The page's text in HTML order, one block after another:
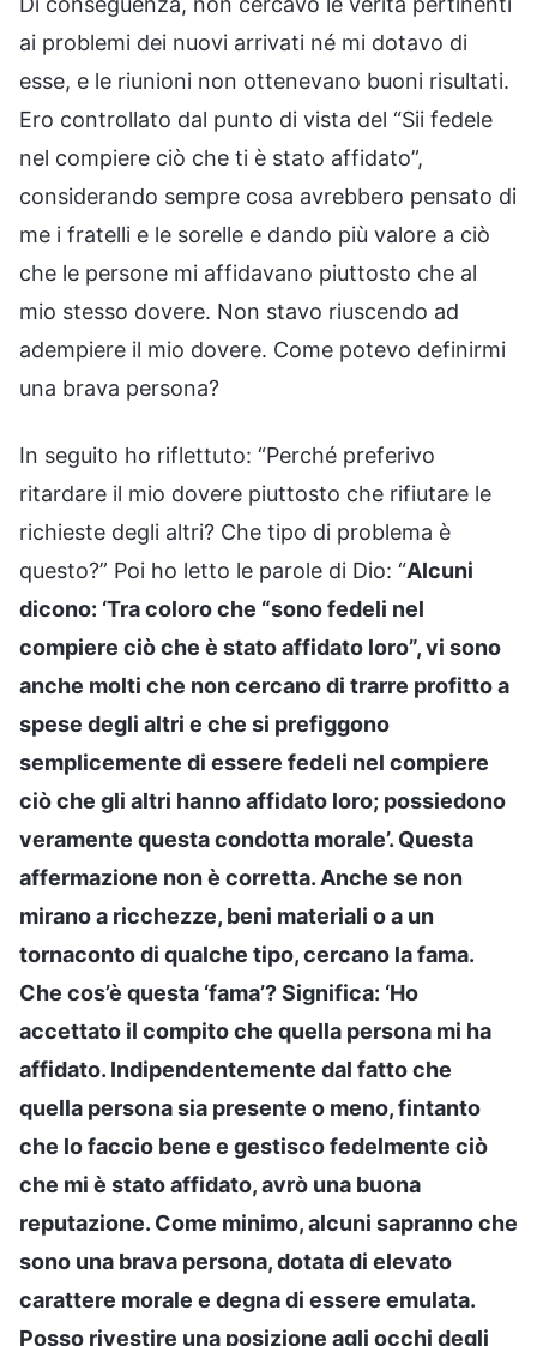
ai problemi dei nuovi arrivati né mi dotavo di
esse, e le riunioni non ottenevano buoni risultati.
Ero controllato dal punto di vista del “Sii fedele
nel compiere ciò che ti è stato affidato”,
considerando sempre cosa avrebbero pensato di
me i fratelli e le sorelle e dando più valore a ciò
che le persone mi affidavano piuttosto che al
mio stesso dovere. Non stavo riuscendo ad
adempiere il mio dovere. Come potevo definirmi
una brava persona?
In seguito ho riflettuto: “Perché preferivo
ritardare il mio dovere piuttosto che rifiutare le
richieste degli altri? Che tipo di problema è
questo?” Poi ho letto le parole di Dio: “Alcuni
dicono: ‘Tra coloro che “sono fedeli nel
compiere ciò che è stato affidato loro”, vi sono
anche molti che non cercano di trarre profitto a
spese degli altri e che si prefiggono
semplicemente di essere fedeli nel compiere
ciò che gli altri hanno affidato loro; possiedono
veramente questa condotta morale’. Questa
affermazione non è corretta. Anche se non
mirano a ricchezze, beni materiali o a un
tornaconto di qualche tipo, cercano la fama.
Che cos’è questa ‘fama’? Significa: ‘Ho
accettato il compito che quella persona mi ha
affidato. Indipendentemente dal fatto che
quella persona sia presente o meno, fintanto
che lo faccio bene e gestisco fedelmente ciò
che mi è stato affidato, avrò una buona
reputazione. Come minimo, alcuni sapranno che
sono una brava persona, dotata di elevato
carattere morale e degna di essere emulata.
Posso rivestire una posizione agli occhi degli